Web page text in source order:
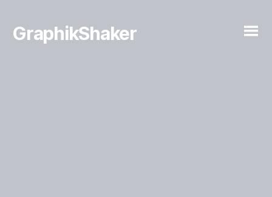
GraphikShaker